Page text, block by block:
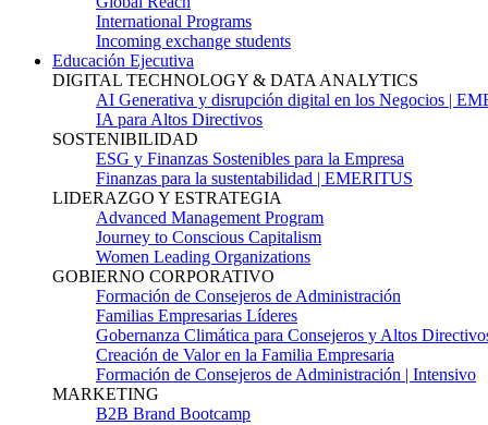
International Programs
Incoming exchange students
Educación Ejecutiva
DIGITAL TECHNOLOGY & DATA ANALYTICS
AI Generativa y disrupción digital en los Negocios |
IA para Altos Directivos
SOSTENIBILIDAD
ESG y Finanzas Sostenibles para la Empresa
Finanzas para la sustentabilidad | EMERITUS
LIDERAZGO Y ESTRATEGIA
Advanced Management Program
Journey to Conscious Capitalism
Women Leading Organizations
GOBIERNO CORPORATIVO
Formación de Consejeros de Administración
Familias Empresarias Líderes
Gobernanza Climática para Consejeros y Altos
Creación de Valor en la Familia Empresaria
Formación de Consejeros de Administración | Intensivo
MARKETING
B2B Brand Bootcamp